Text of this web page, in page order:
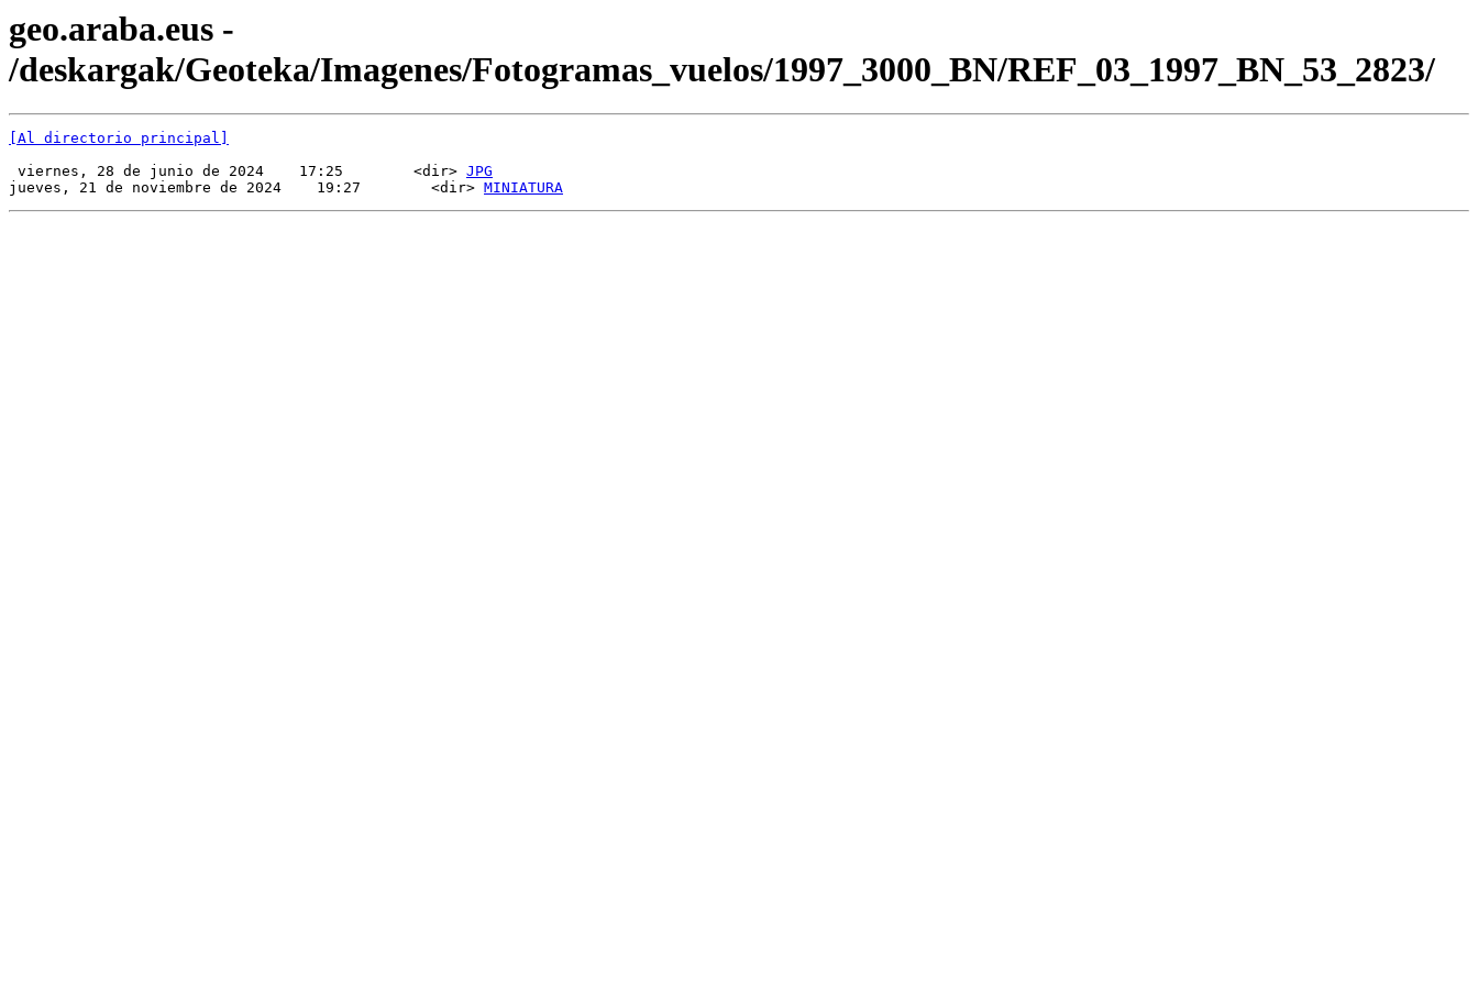
geo.araba.eus -
/deskargak/Geoteka/Imagenes/Fotogramas_vuelos/1997_3000_BN/REF_03_1997_BN_53_2823/
[Al directorio principal]
viernes, 28 de junio de 2024    17:25        <dir> JPG
jueves, 21 de noviembre de 2024    19:27        <dir> MINIATURA